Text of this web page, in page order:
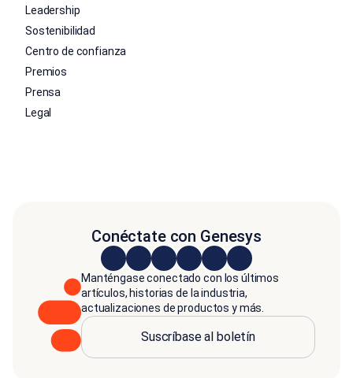
Leadership
Sostenibilidad
Centro de confianza
Premios
Prensa
Legal
Conéctate con Genesys
Manténgase conectado con los últimos
artículos, historias de la industria,
actualizaciones de productos y más.
Suscríbase al boletín